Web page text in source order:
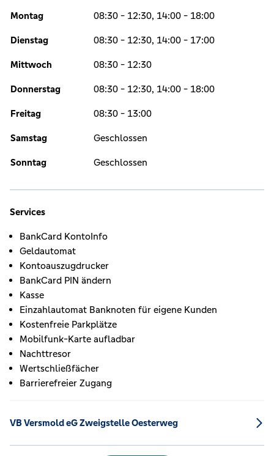
Montag 08:30 - 12:30, 14:00 - 18:00
Dienstag 08:30 - 12:30, 14:00 - 17:00
Mittwoch 08:30 - 12:30
Donnerstag 08:30 - 12:30, 14:00 - 18:00
Freitag 08:30 - 13:00
Samstag Geschlossen
Sonntag Geschlossen
Services
BankCard KontoInfo
Geldautomat
Kontoauszugdrucker
BankCard PIN ändern
Kasse
Einzahlautomat Banknoten für eigene Kunden
Kostenfreie Parkplätze
Mobilfunk-Karte aufladbar
Nachttresor
Wertschließfächer
Barrierefreier Zugang
VB Versmold eG Zweigstelle Oesterweg